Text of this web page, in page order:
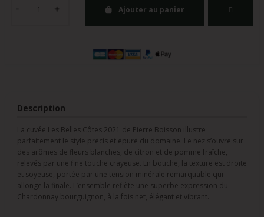
Ajouter au panier
Description
La cuvée Les Belles Côtes 2021 de Pierre Boisson illustre
parfaitement le style précis et épuré du domaine. Le nez s’ouvre sur
des arômes de fleurs blanches, de citron et de pomme fraîche,
relevés par une fine touche crayeuse. En bouche, la texture est droite
et soyeuse, portée par une tension minérale remarquable qui
allonge la finale. L’ensemble reflète une superbe expression du
Chardonnay bourguignon, à la fois net, élégant et vibrant.